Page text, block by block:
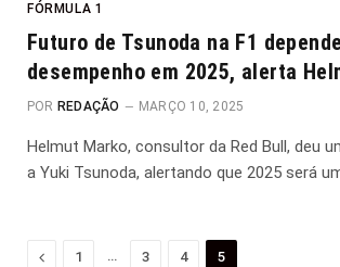
FÓRMULA 1
Futuro de Tsunoda na F1
desempenho em 2025, alerta
POR REDAÇÃO MARÇO 10, 2025
Helmut Marko, consultor da Red Bull, deu
a Yuki Tsunoda, alertando que 2025 será
Anterior
1 … 3 4 5